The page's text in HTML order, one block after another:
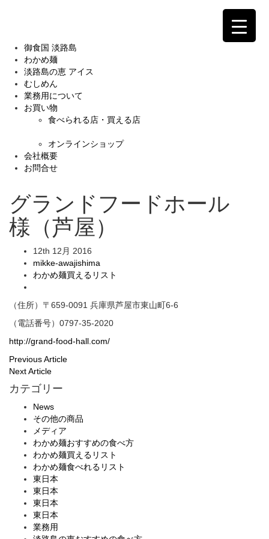
御食国 淡路島
わかめ麺
淡路島の恵 アイス
むしめん
業務用について
お買い物
食べられる店・買える店
オンラインショップ
会社概要
お問合せ
グランドフードホール
様（芦屋）
12th 12月 2016
mikke-awajishima
わかめ麺買えるリスト
（住所）〒659-0091 兵庫県芦屋市東山町6-6
（電話番号）0797-35-2020
http://grand-food-hall.com/
Previous Article
Next Article
カテゴリー
News
その他の商品
メディア
わかめ麺おすすめの食べ方
わかめ麺買えるリスト
わかめ麺食べれるリスト
東日本
東日本
東日本
東日本
業務用